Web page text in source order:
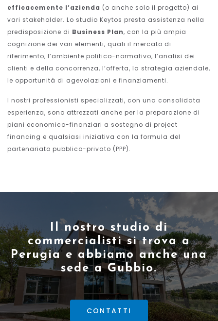
efficacemente l’azienda (o anche solo il progetto) ai
vari stakeholder. Lo studio Keytos presta assistenza nella
predisposizione di Business Plan, con la più ampia
cognizione dei vari elementi, quali il mercato di
riferimento, l’ambiente politico-normativo, l’analisi dei
clienti e della concorrenza, l’offerta, la strategia aziendale,
le opportunità di agevolazioni e finanziamenti.
I nostri professionisti specializzati, con una consolidata
esperienza, sono attrezzati anche per la preparazione di
piani economico-finanziari a sostegno di project
financing e qualsiasi iniziativa con la formula del
partenariato pubblico-privato (PPP).
Il nostro studio di
commercialisti si trova a
Perugia e abbiamo anche una
sede a Gubbio.
CONTATTI